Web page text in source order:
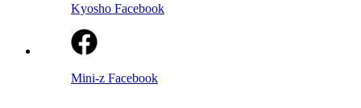
Kyosho Facebook
Mini-z Facebook